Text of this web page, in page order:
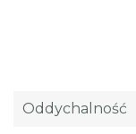
Oddychalność